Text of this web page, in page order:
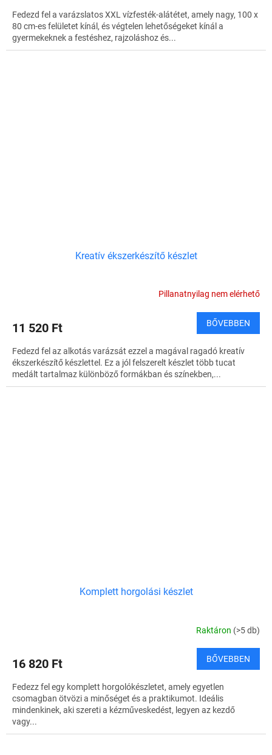
Fedezd fel a varázslatos XXL vízfesték-alátétet, amely nagy, 100 x
80 cm-es felületet kínál, és végtelen lehetőségeket kínál a
gyermekeknek a festéshez, rajzoláshoz és...
Kreatív ékszerkészítő készlet
Pillanatnyilag nem elérhető
11 520 Ft BŐVEBBEN
Fedezd fel az alkotás varázsát ezzel a magával ragadó kreatív
ékszerkészítő készlettel. Ez a jól felszerelt készlet több tucat
medált tartalmaz különböző formákban és színekben,...
Komplett horgolási készlet
Raktáron (>5 db)
16 820 Ft BŐVEBBEN
Fedezz fel egy komplett horgolókészletet, amely egyetlen
csomagban ötvözi a minőséget és a praktikumot. Ideális
mindenkinek, aki szereti a kézműveskedést, legyen az kezdő
vagy...